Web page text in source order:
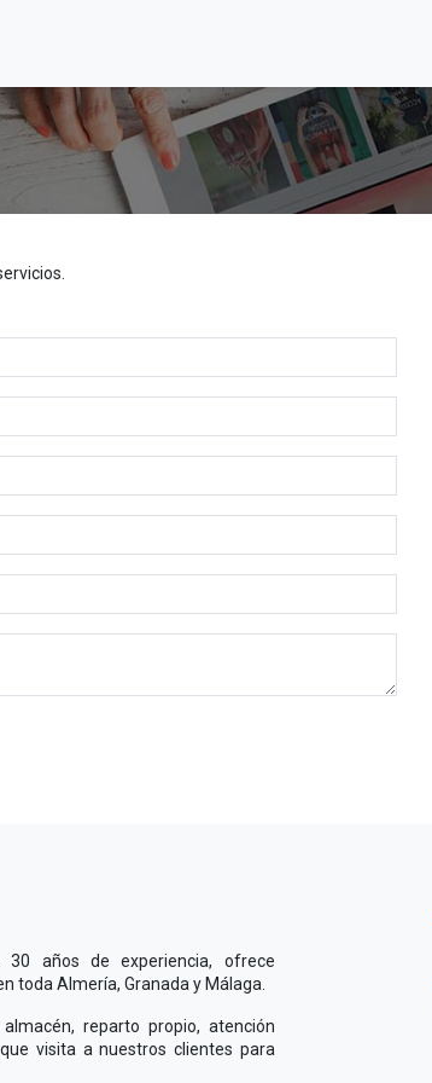
años de experiencia, ofrece
toda Almería, Granada y Málaga.
reparto propio, atención
visita a nuestros clientes para